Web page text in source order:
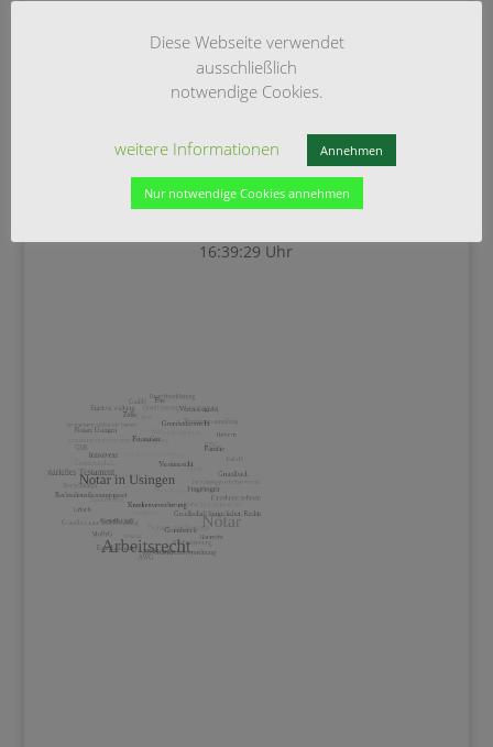
Freitag 7. August
16:39:29 Uhr
Diese Webseite verwendet
ausschließlich
notwendige Cookies.
weitere Informationen Annehmen
Nur notwendige Cookies annehmen